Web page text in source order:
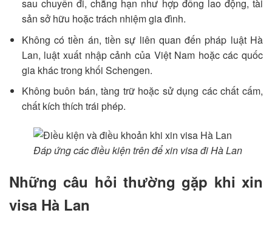
sau chuyến đi, chẳng hạn như hợp đồng lao động, tài
sản sở hữu hoặc trách nhiệm gia đình.
Không có tiền án, tiền sự liên quan đến pháp luật Hà
Lan, luật xuất nhập cảnh của Việt Nam hoặc các quốc
gia khác trong khối Schengen.
Không buôn bán, tàng trữ hoặc sử dụng các chất cấm,
chất kích thích trái phép.
Đáp ứng các điều kiện trên để xin visa đi Hà Lan
Những câu hỏi thường gặp khi xin
visa Hà Lan